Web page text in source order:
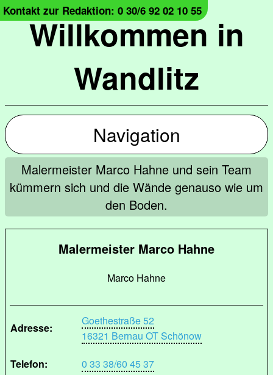
Willkommen in
Wandlitz
Kontakt zur Redaktion: 0 30/6 92 02 10 55
Navigation
Malermeister Marco Hahne und sein Team
kümmern sich und die Wände genauso wie um
den Boden.
Malermeister Marco Hahne
Marco Hahne
Adresse:
Goethestraße 52
16321 Bernau OT Schönow
Telefon:
0 33 38/60 45 37